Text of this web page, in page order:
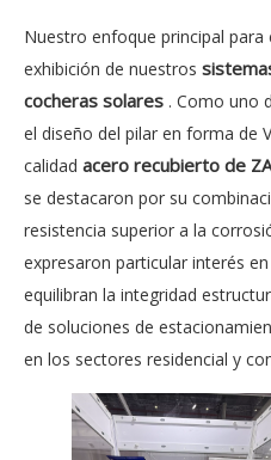
Nuestro enfoque principal para
exhibición de nuestros
cocheras solares . Como uno
el diseño del pilar en forma de
calidad acero recubierto de
se destacaron por su
resistencia superior a la
expresaron particular interés
equilibran la integridad
de soluciones de
en los sectores residencial y